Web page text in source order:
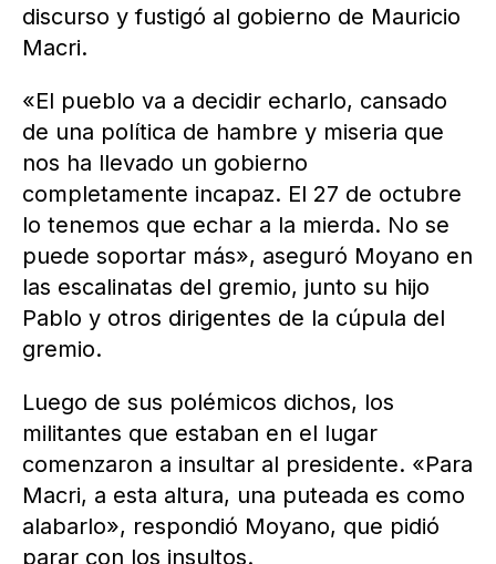
discurso y fustigó al gobierno de Mauricio
Macri.
«El pueblo va a decidir echarlo, cansado
de una política de hambre y miseria que
nos ha llevado un gobierno
completamente incapaz. El 27 de octubre
lo tenemos que echar a la mierda. No se
puede soportar más», aseguró Moyano en
las escalinatas del gremio, junto su hijo
Pablo y otros dirigentes de la cúpula del
gremio.
Luego de sus polémicos dichos, los
militantes que estaban en el lugar
comenzaron a insultar al presidente. «Para
Macri, a esta altura, una puteada es como
alabarlo», respondió Moyano, que pidió
parar con los insultos.